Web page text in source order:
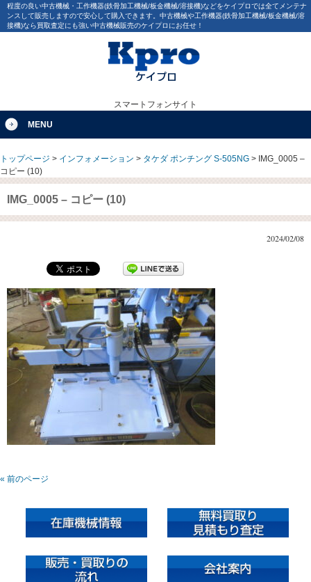
程度の良い中古機械・工作機器(鉄骨加工機械/板金機械/溶接機)などをケイプロでは全てメンテナ
ンスして販売しますので安心して購入できます。中古機械や工作機器(鉄骨加工機械/板金機械/溶
接機)なら買取査定にも強い中古機械販売のケイプロにお任せ！
スマートフォンサイト
MENU
トップページ > インフォメーション > タケダ ポンチング S-505NG > IMG_0005 –
コピー (10)
IMG_0005 – コピー (10)
2024/02/08
« 前のページ